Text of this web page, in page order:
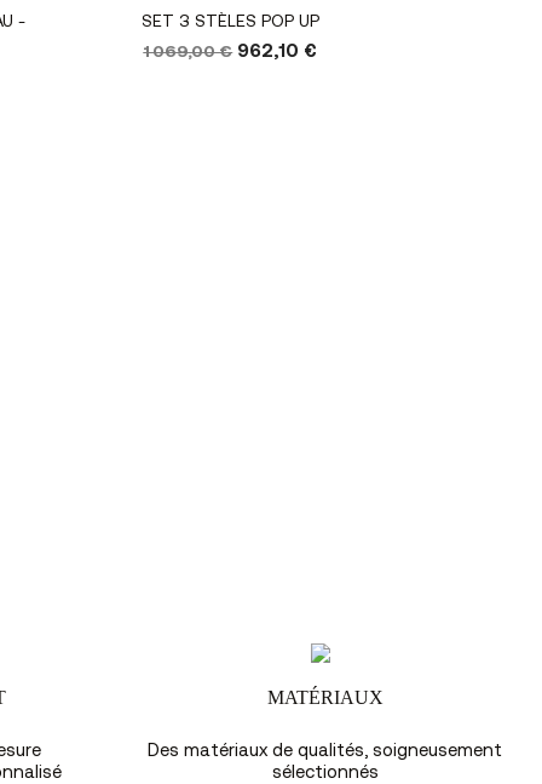
-
Voir le produit
SET 3 STÈLES POP UP
1 069,00 € 962,10 €
MATÉRIAUX
Des matériaux de qualités, soigneusement
sélectionnés